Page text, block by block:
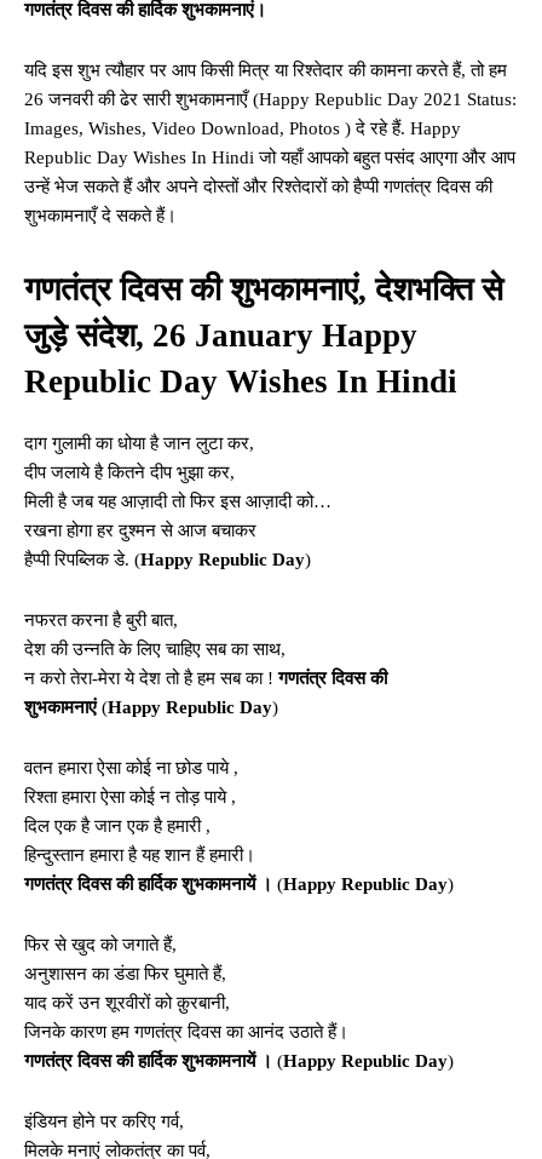
गणतंत्र दिवस की हार्दिक शुभकामनाएं।
यदि इस शुभ त्यौहार पर आप किसी मित्र या रिश्तेदार की कामना करते हैं, तो हम
26 जनवरी की ढेर सारी शुभकामनाएँ (Happy Republic Day 2021 Status:
Images, Wishes, Video Download, Photos ) दे रहे हैं. Happy
Republic Day Wishes In Hindi जो यहाँ आपको बहुत पसंद आएगा और आप
उन्हें भेज सकते हैं और अपने दोस्तों और रिश्तेदारों को हैप्पी गणतंत्र दिवस की
शुभकामनाएँ दे सकते हैं।
गणतंत्र दिवस की शुभकामनाएं, देशभक्ति से
जुड़े संदेश, 26 January Happy
Republic Day Wishes In Hindi
दाग गुलामी का धोया है जान लुटा कर,
दीप जलाये है कितने दीप भुझा कर,
मिली है जब यह आज़ादी तो फिर इस आज़ादी को…
रखना होगा हर दुश्मन से आज बचाकर
हैप्पी रिपब्लिक डे. (Happy Republic Day)
नफरत करना है बुरी बात,
देश की उन्नति के लिए चाहिए सब का साथ,
न करो तेरा-मेरा ये देश तो है हम सब का !गणतंत्र दिवस की
शुभकामनाएं(Happy Republic Day)
वतन हमारा ऐसा कोई ना छोड पाये ,
रिश्ता हमारा ऐसा कोई न तोड़ पाये ,
दिल एक है जान एक है हमारी ,
हिन्दुस्तान हमारा है यह शान हैं हमारी।
गणतंत्र दिवस की हार्दिक शुभकामनायें । (Happy Republic Day)
फिर से खुद को जगाते हैं,
अनुशासन का डंडा फिर घुमाते हैं,
याद करें उन शूरवीरों को क़ुरबानी,
जिनके कारण हम गणतंत्र दिवस का आनंद उठाते हैं।
गणतंत्र दिवस की हार्दिक शुभकामनायें । (Happy Republic Day)
इंडियन होने पर करिए गर्व,
मिलके मनाएं लोकतंत्र का पर्व,